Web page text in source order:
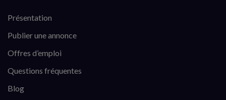
Présentation
Publier une annonce
Offres d’emploi
Questions fréquentes
Blog